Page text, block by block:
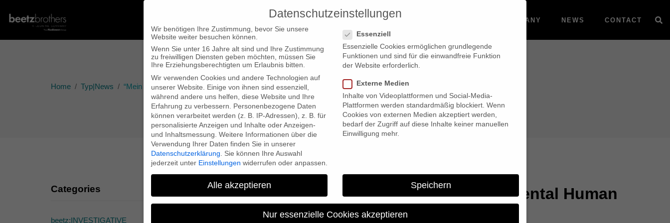
PRODUCTIONS COMPANY NEWS CONTACT
Home Typ|News “Mein Herz der Finsternis” beim TriContinental Human Rights Film Festival
“Mein Herz der Finsternis” beim TriContinental Human
Rights Film Festival
Categories
beetz:INVESTIGATIVE
Datenschutzeinstellungen
Wir benötigen Ihre Zustimmung, bevor Sie unsere
Website weiter besuchen können.
Wenn Sie unter 16 Jahre alt sind und Ihre Zustimmung
zu freiwilligen Diensten geben möchten, müssen Sie
Ihre Erziehungsberechtigten um Erlaubnis bitten.
Wir verwenden Cookies und andere Technologien auf
unserer Website. Einige von ihnen sind essenziell,
während andere uns helfen, diese Website und Ihre
Erfahrung zu verbessern.
Personenbezogene Daten
können verarbeitet werden (z. B. IP-Adressen), z. B. für
personalisierte Anzeigen und Inhalte oder Anzeigen-
und Inhaltsmessung. Weitere Informationen über die
Verwendung Ihrer Daten finden Sie in unserer
Datenschutzerklärung
Sie können Ihre Auswahl
jederzeit unter Einstellungen widerrufen oder anpassen.
Essenziell
Essenzielle Cookies ermöglichen grundlegende
Funktionen und sind für die einwandfreie Funktion
der Website erforderlich.
Externe Medien
Inhalte von Videoplattformen und Social-Media-
Plattformen werden standardmäßig blockiert. Wenn
Cookies von externen Medien akzeptiert werden,
bedarf der Zugriff auf diese Inhalte keiner manuellen
Einwilligung mehr.
Alle akzeptieren Speichern
Nur essenzielle Cookies akzeptieren